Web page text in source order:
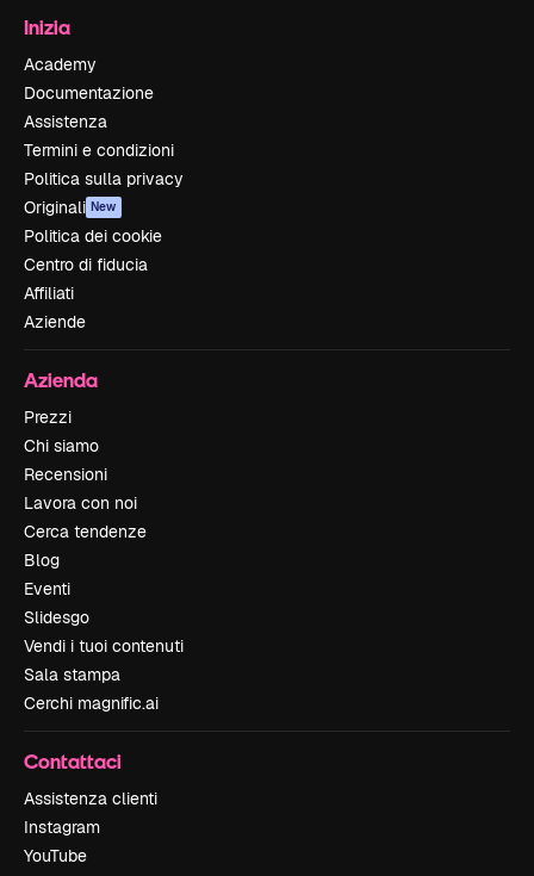
Inizia
Academy
Documentazione
Assistenza
Termini e condizioni
Politica sulla privacy
Originali New
Politica dei cookie
Centro di fiducia
Affiliati
Aziende
Azienda
Prezzi
Chi siamo
Recensioni
Lavora con noi
Cerca tendenze
Blog
Eventi
Slidesgo
Vendi i tuoi contenuti
Sala stampa
Cerchi magnific.ai
Contattaci
Assistenza clienti
Instagram
YouTube